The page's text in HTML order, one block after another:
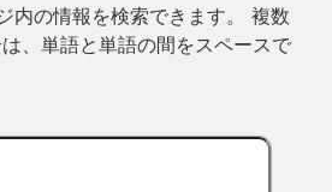
内の情報を検索できます。 複数
、単語と単語の間をスペースで